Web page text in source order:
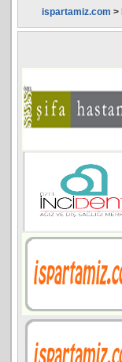
ispartamiz.com >